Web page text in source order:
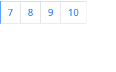
7 8 9
10